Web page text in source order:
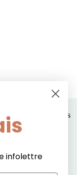
aux entreprises
du meilleur prix